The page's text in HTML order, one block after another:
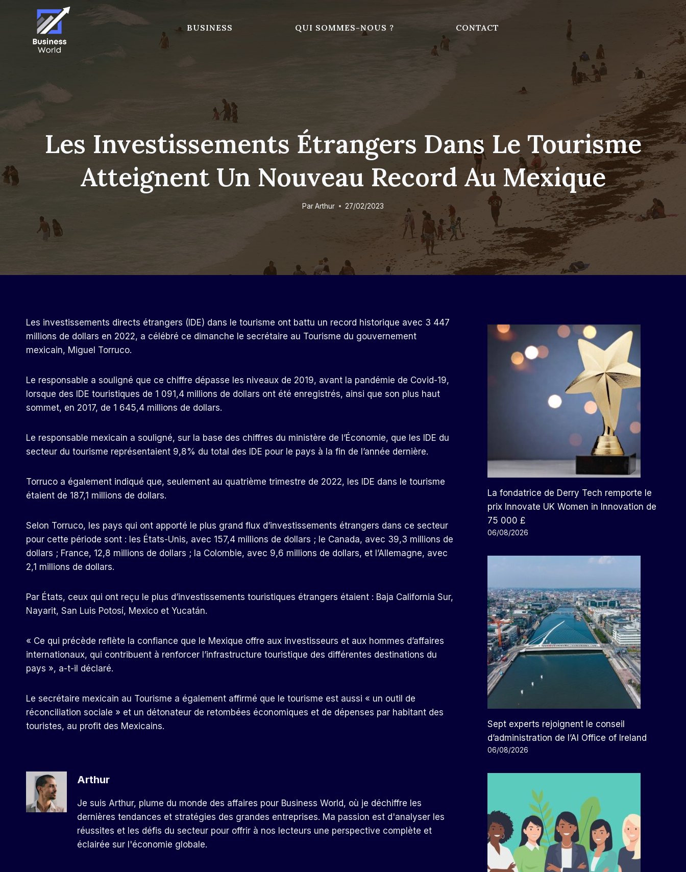
BUSINESS QUI SOMMES-NOUS ? CONTACT
Les Investissements Étrangers Dans Le Tourisme
Atteignent Un Nouveau Record Au Mexique
ParArthur 27/02/2023
Les investissements directs étrangers (IDE) dans le tourisme ont battu un record historique avec 3 447
millions de dollars en 2022, a célébré ce dimanche le secrétaire au Tourisme du gouvernement
mexicain, Miguel Torruco.
Le responsable a souligné que ce chiffre dépasse les niveaux de 2019, avant la pandémie de Covid-19,
lorsque des IDE touristiques de 1 091,4 millions de dollars ont été enregistrés, ainsi que son plus haut
sommet, en 2017, de 1 645,4 millions de dollars.
Le responsable mexicain a souligné, sur la base des chiffres du ministère de l’Économie, que les IDE du
secteur du tourisme représentaient 9,8% du total des IDE pour le pays à la fin de l’année dernière.
Torruco a également indiqué que, seulement au quatrième trimestre de 2022, les IDE dans le tourisme
étaient de 187,1 millions de dollars.
Selon Torruco, les pays qui ont apporté le plus grand flux d’investissements étrangers dans ce secteur
pour cette période sont : les États-Unis, avec 157,4 millions de dollars ; le Canada, avec 39,3 millions de
dollars ; France, 12,8 millions de dollars ; la Colombie, avec 9,6 millions de dollars, et l’Allemagne, avec
2,1 millions de dollars.
Par États, ceux qui ont reçu le plus d’investissements touristiques étrangers étaient : Baja California Sur,
Nayarit, San Luis Potosí, Mexico et Yucatán.
« Ce qui précède reflète la confiance que le Mexique offre aux investisseurs et aux hommes d’affaires
internationaux, qui contribuent à renforcer l’infrastructure touristique des différentes destinations du
pays », a-t-il déclaré.
Le secrétaire mexicain au Tourisme a également affirmé que le tourisme est aussi « un outil de
réconciliation sociale » et un détonateur de retombées économiques et de dépenses par habitant des
touristes, au profit des Mexicains.
Arthur
Je suis Arthur, plume du monde des affaires pour Business World, où je déchiffre les
dernières tendances et stratégies des grandes entreprises. Ma passion est d'analyser les
réussites et les défis du secteur pour offrir à nos lecteurs une perspective complète et
éclairée sur l'économie globale.
La fondatrice de Derry Tech remporte le
prix Innovate UK Women in Innovation de
75 000 £
06/08/2026
Sept experts rejoignent le conseil
d’administration de l’AI Office of Ireland
06/08/2026